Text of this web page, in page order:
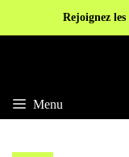
Rejoignez
Menu